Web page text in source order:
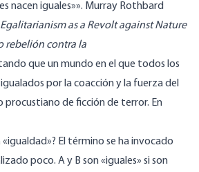
nacen iguales»». Murray Rothbard
Egalitarianism as a Revolt against Nature
rebelión contra la
que un mundo en el que todos los
por la coacción y la fuerza del
procustiano de ficción de terror. En
«igualdad»? El término se ha invocado
poco. A y B son «iguales» si son